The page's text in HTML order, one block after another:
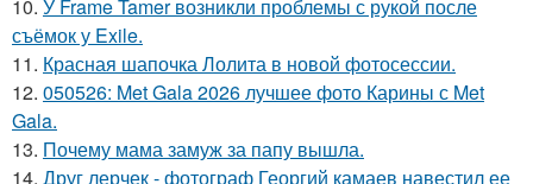
10. У Frame Tamer возникли проблемы с рукой после
съёмок у Exile.
11. Красная шапочка Лолита в новой фотосессии.
12. 050526: Met Gala 2026 лучшее фото Карины с Met
Gala.
13. Почему мама замуж за папу вышла.
14. Друг лерчек - фотограф Георгий камаев навестил ее